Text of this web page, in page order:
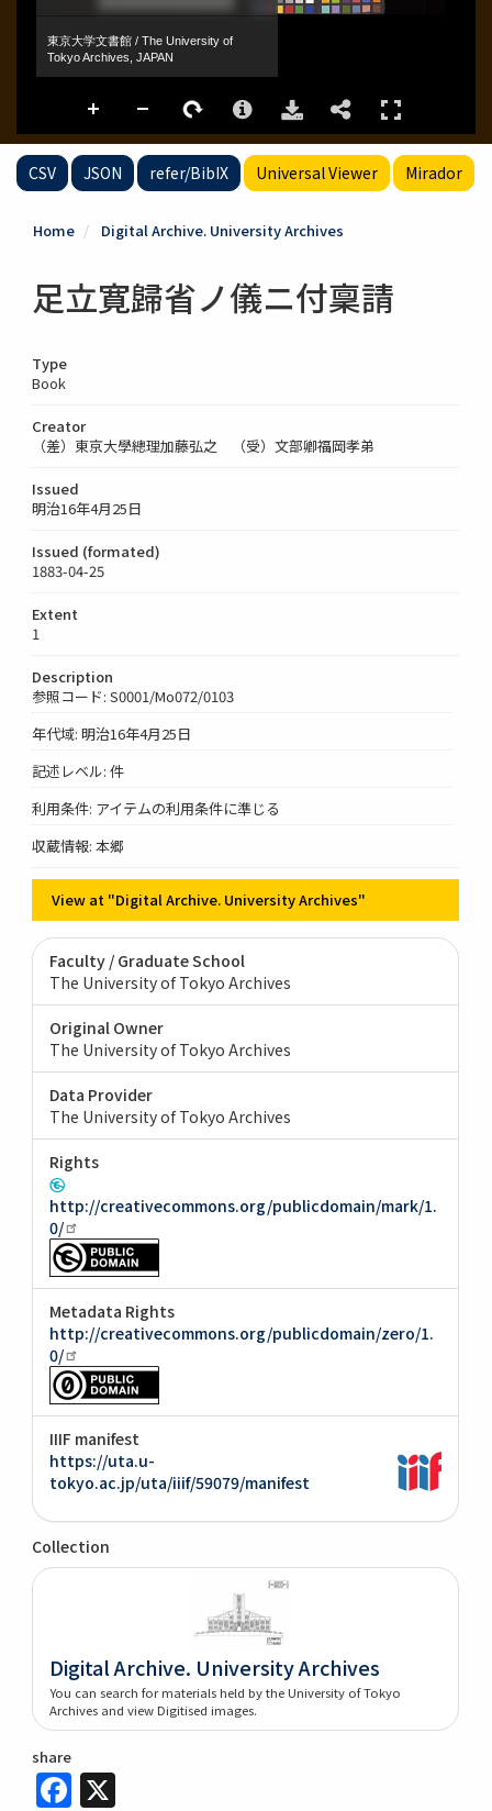
CSV JSON refer/BibIX Universal Viewer Mirador
Home Digital Archive. University Archives
足立寛歸省ノ儀ニ付稟請
Type
Book
Creator
（差）東京大學總理加藤弘之 （受）文部卿福岡孝弟
Issued
明治16年4月25日
Issued (formated)
1883-04-25
Extent
1
Description
参照コード: S0001/Mo072/0103
年代域: 明治16年4月25日
記述レベル: 件
利用条件: アイテムの利用条件に準じる
収蔵情報: 本郷
View at "Digital Archive. University Archives"
Faculty / Graduate School
The University of Tokyo Archives
Original Owner
The University of Tokyo Archives
Data Provider
The University of Tokyo Archives
Rights
http://creativecommons.org/publicdomain/mark/1.
0/
Metadata Rights
http://creativecommons.org/publicdomain/zero/1.
0/
IIIF manifest
https://uta.u-
tokyo.ac.jp/uta/iiif/59079/manifest
Collection
Digital Archive. University Archives
You can search for materials held by the University of Tokyo
Archives and view Digitised images.
share
Facebook